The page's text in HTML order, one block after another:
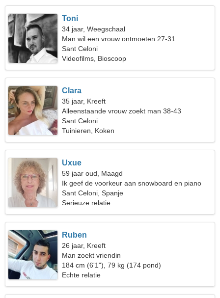
Toni
34 jaar, Weegschaal
Man wil een vrouw ontmoeten 27-31
Sant Celoni
Videofilms, Bioscoop
Clara
35 jaar, Kreeft
Alleenstaande vrouw zoekt man 38-43
Sant Celoni
Tuinieren, Koken
Uxue
59 jaar oud, Maagd
Ik geef de voorkeur aan snowboard en piano
Sant Celoni, Spanje
Serieuze relatie
Ruben
26 jaar, Kreeft
Man zoekt vriendin
184 cm (6'1"), 79 kg (174 pond)
Echte relatie